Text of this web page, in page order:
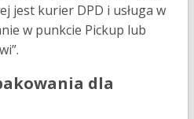
jest kurier DPD i usługa w
w punkcie Pickup lub
dla